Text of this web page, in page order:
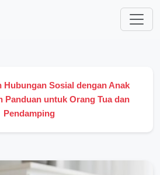
Hubungan Sosial dengan Anak
Panduan untuk Orang Tua dan
Pendamping